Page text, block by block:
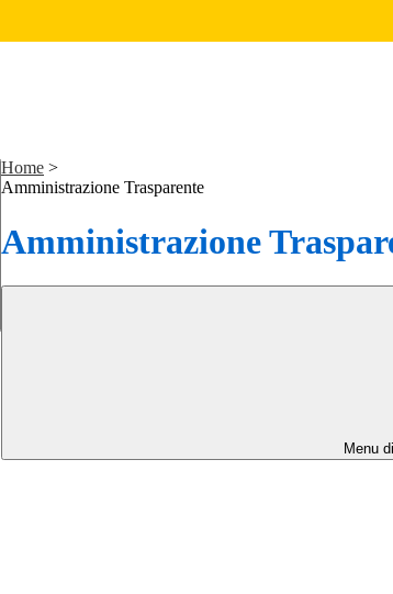
Home >
Amministrazione Trasparente
Amministrazione
Menu